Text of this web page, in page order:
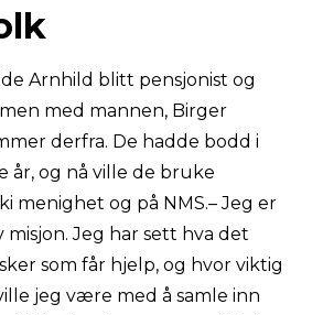
Arnhild blitt pensjonist og
med mannen, Birger
derfra. De hadde bodd i
år, og nå ville de bruke
menighet og på NMS.– Jeg er
Jeg har sett hva det
som får hjelp, og hvor viktig
jeg være med å samle inn